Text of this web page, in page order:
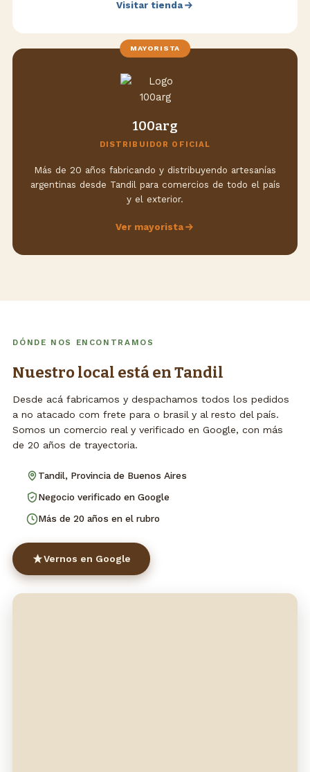
Visitar tienda
MAYORISTA
100arg
DISTRIBUIDOR OFICIAL
Más de 20 años fabricando y distribuyendo artesanías
argentinas desde Tandil para comercios de todo el país
y el exterior.
Ver mayorista
DÓNDE NOS ENCONTRAMOS
Nuestro local está en Tandil
Desde acá fabricamos y despachamos todos los pedidos
a no atacado com frete para o brasil y al resto del país.
Somos un comercio real y verificado en Google, con más
de 20 años de trayectoria.
Tandil, Provincia de Buenos Aires
Negocio verificado en Google
Más de 20 años en el rubro
Vernos en Google